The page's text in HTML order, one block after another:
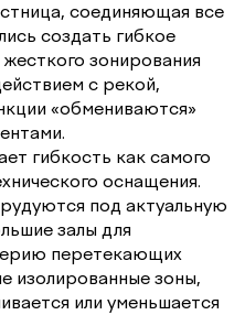
соединяющая все
создать гибкое
зонирования
с рекой,
«обмениваются»
гибкость как самого
оснащения.
под актуальную
залы для
перетекающих
изолированные зоны,
или уменьшается